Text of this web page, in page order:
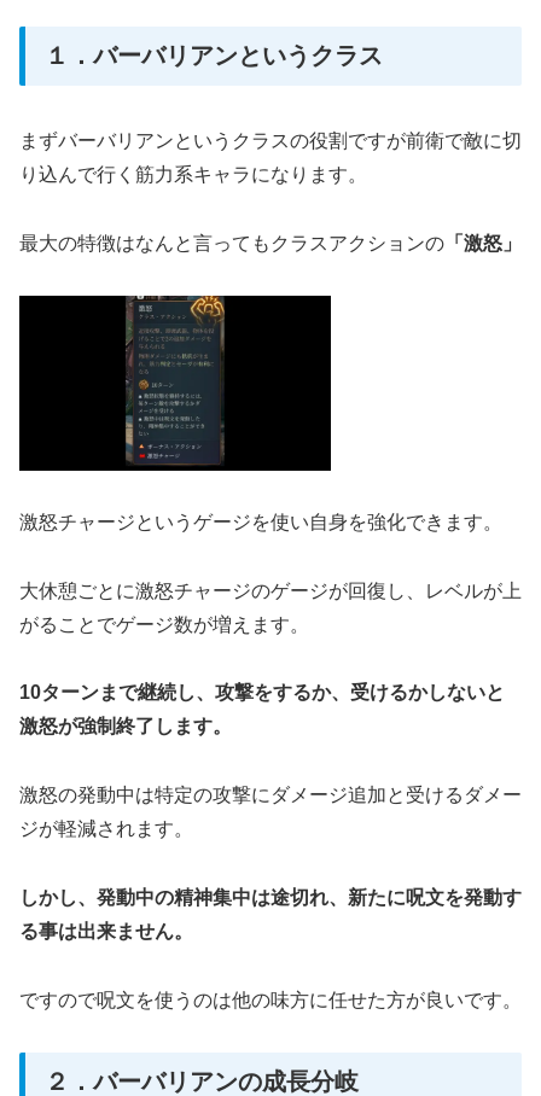
１．バーバリアンというクラス
まずバーバリアンというクラスの役割ですが前衛で敵に切
り込んで行く筋力系キャラになります。
最大の特徴はなんと言ってもクラスアクションの 「激怒」
激怒チャージというゲージを使い自身を強化できます。
大休憩ごとに激怒チャージのゲージが回復し、レベルが上
がることでゲージ数が増えます。
10ターンまで継続し、攻撃をするか、受けるかしないと
激怒が強制終了します。
激怒の発動中は特定の攻撃にダメージ追加と受けるダメー
ジが軽減されます。
しかし、発動中の精神集中は途切れ、新たに呪文を発動す
る事は出来ません。
ですので呪文を使うのは他の味方に任せた方が良いです。
２．バーバリアンの成長分岐